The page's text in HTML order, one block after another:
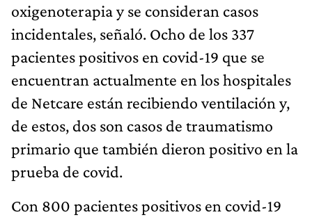
oxigenoterapia y se consideran casos
incidentales, señaló. Ocho de los 337
pacientes positivos en covid-19 que se
encuentran actualmente en los hospitales
de Netcare están recibiendo ventilación y,
de estos, dos son casos de traumatismo
primario que también dieron positivo en la
prueba de covid.
Con 800 pacientes positivos en covid-19